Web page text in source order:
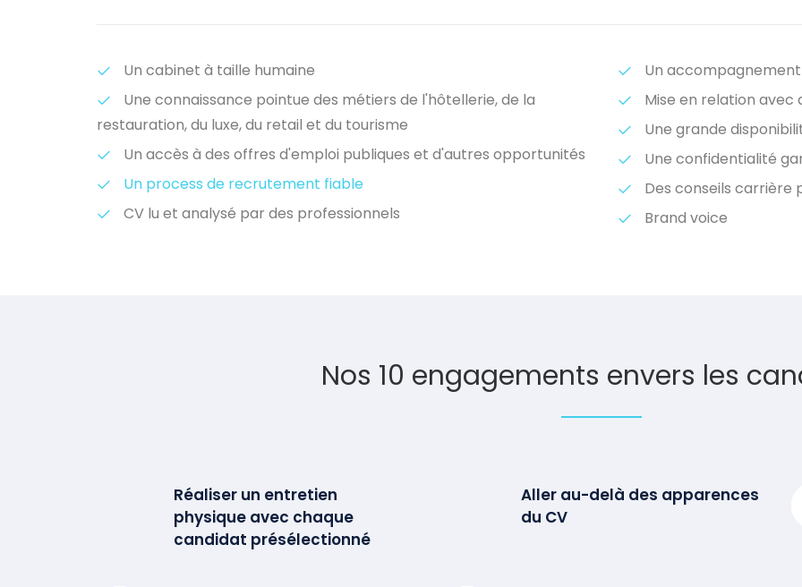
Un cabinet à taille humaine
Une connaissance pointue des métiers de l'hôtellerie, de la
restauration, du luxe, du retail et du tourisme
Un accès à des offres d'emploi publiques et d'autres opportunités
Un process de recrutement fiable
CV lu et analysé par des professionnels
Un
Mise en relation avec
Une grande
Une confidentialité
Des conseils carrière
Brand voice
Nos 10 engagements envers les
Réaliser un entretien
physique avec chaque
candidat présélectionné
Aller au-delà des apparences
du CV